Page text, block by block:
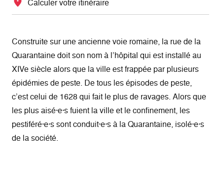
Calculer votre itinéraire
Construite sur une ancienne voie romaine, la rue de la
Quarantaine doit son nom à l’hôpital qui est installé au
XIVe siècle alors que la ville est frappée par plusieurs
épidémies de peste. De tous les épisodes de peste,
c’est celui de 1628 qui fait le plus de ravages. Alors que
les plus aisé·e·s fuient la ville et le confinement, les
pestiféré·e·s sont conduit·e·s à la Quarantaine, isolé·e·s
de la société.